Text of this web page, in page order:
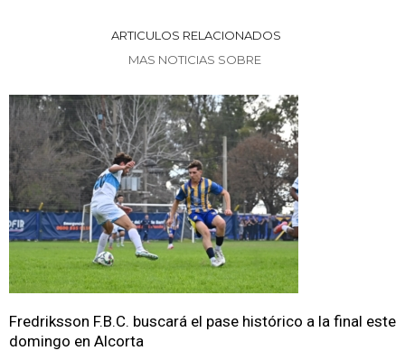
ARTICULOS RELACIONADOS
MAS NOTICIAS SOBRE
Fredriksson F.B.C. buscará el pase histórico a la final este
domingo en Alcorta